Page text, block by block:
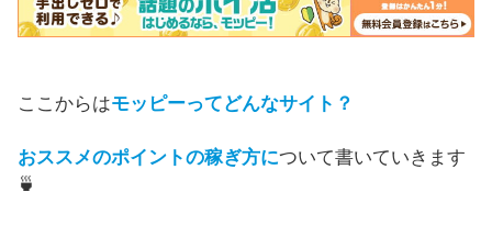
ここからはモッピーってどんなサイト？
おススメのポイントの稼ぎ方について書いていきます
🍵